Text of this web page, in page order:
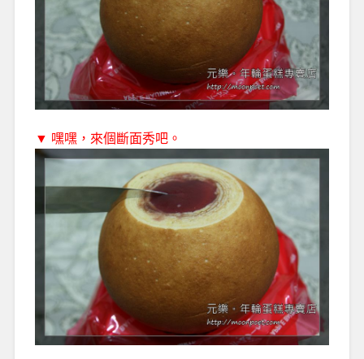
▼ 嘿嘿，來個斷面秀吧。